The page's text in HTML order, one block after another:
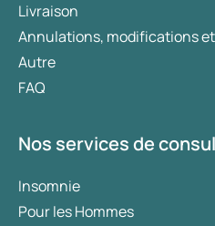
Livraison
Annulations, modifications
Autre
FAQ
Nos services de
Insomnie
Pour les Hommes